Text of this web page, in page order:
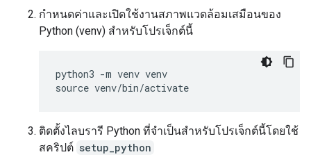
กําหนดค่าและเปิดใช้งานสภาพแวดล้อมเสมือนของ
Python (venv) สําหรับโปรเจ็กต์นี้
python3 -m venv venv
ติดตั้งไลบรารี Python ที่จําเป็นสําหรับโปรเจ็กต์นี้โดยใช้
สคริปต์ setup_python